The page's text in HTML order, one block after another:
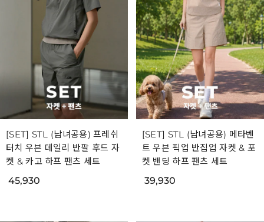
[SET] STL (남녀공용) 프레쉬
터치 우븐 데일리 반팔 후드 자
켓 & 카고 하프 팬츠 세트
45,930
[SET] STL (남녀공용) 메타벤
트 우븐 픽업 반집업 자켓 & 포
켓 밴딩 하프 팬츠 세트
39,930